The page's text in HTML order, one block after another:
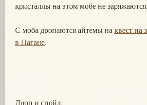
кристаллы на этом мобе не заряжаются.
С моба дропаются айтемы на квест на
в Пагане.
Дроп и спойл: